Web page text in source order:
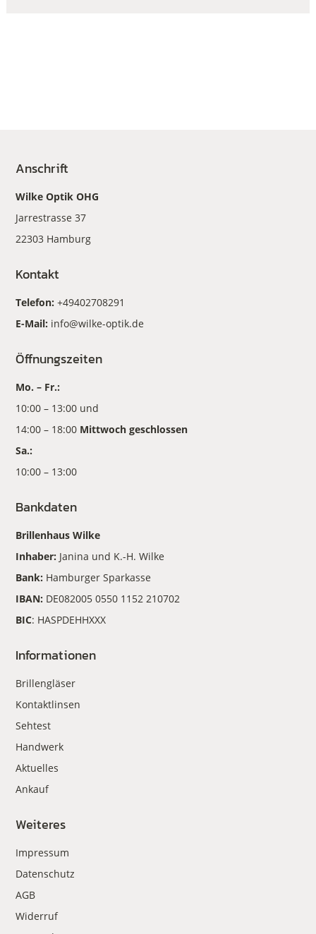
Anschrift
Wilke Optik OHG
Jarrestrasse 37
22303 Hamburg
Kontakt
Telefon:+49402708291
E-Mail: info@wilke-optik.de
Öffnungszeiten
Mo. – Fr.:
10:00 – 13:00 und
14:00 – 18:00 Mittwoch geschlossen
Sa.:
10:00 – 13:00
Bankdaten
Brillenhaus Wilke
Inhaber: Janina und K.-H. Wilke
Bank: Hamburger Sparkasse
IBAN: DE082005 0550 1152 210702
BIC: HASPDEHHXXX
Informationen
Brillengläser
Kontaktlinsen
Sehtest
Handwerk
Aktuelles
Ankauf
Weiteres
Impressum
Datenschutz
AGB
Widerruf